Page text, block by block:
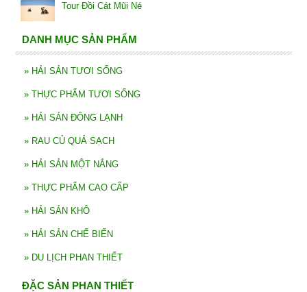
Tour Đồi Cát Mũi Né
DANH MỤC SẢN PHẨM
» HẢI SẢN TƯƠI SỐNG
» THỰC PHẨM TƯƠI SỐNG
» HẢI SẢN ĐÔNG LẠNH
» RAU CỦ QUẢ SẠCH
» HẢI SẢN MỘT NẮNG
» THỰC PHẨM CAO CẤP
» HẢI SẢN KHÔ
» HẢI SẢN CHẾ BIẾN
» DU LỊCH PHAN THIẾT
ĐẶC SẢN PHAN THIẾT